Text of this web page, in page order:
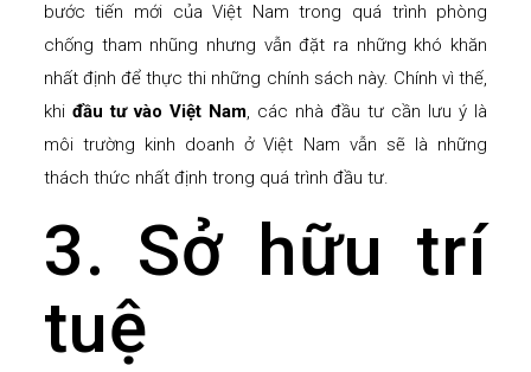
bước tiến mới của Việt Nam trong quá trình phòng
chống tham nhũng nhưng vẫn đặt ra những khó khăn
nhất định để thực thi những chính sách này. Chính vì thế,
khi đầu tư vào Việt Nam, các nhà đầu tư cần lưu ý là
môi trường kinh doanh ở Việt Nam vẫn sẽ là những
thách thức nhất định trong quá trình đầu tư.
3. Sở hữu trí
tuệ